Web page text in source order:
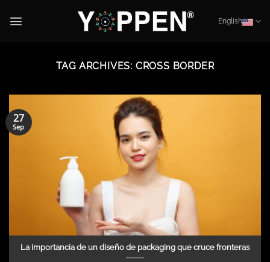
English
TAG ARCHIVES: CROSS BORDER
La importancia de un diseño de packaging que cruce fronteras
27
Sep